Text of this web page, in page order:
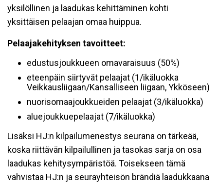
yksilöllinen ja laadukas kehittäminen kohti
yksittäisen pelaajan omaa huippua.
Pelaajakehityksen tavoitteet:
edustusjoukkueen omavaraisuus (50%)
eteenpäin siirtyvät pelaajat (1/ikäluokka
Veikkausliigaan/Kansalliseen liigaan, Ykköseen)
nuorisomaajoukkueiden pelaajat (3/ikäluokka)
aluejoukkuepelaajat (7/ikäluokka)
Lisäksi HJ:n kilpailumenestys seurana on tärkeää,
koska riittävän kilpailullinen ja tasokas sarja on osa
laadukas kehitysympäristöä. Toisekseen tämä
vahvistaa HJ:n ja seurayhteisön brändiä laadukkaana